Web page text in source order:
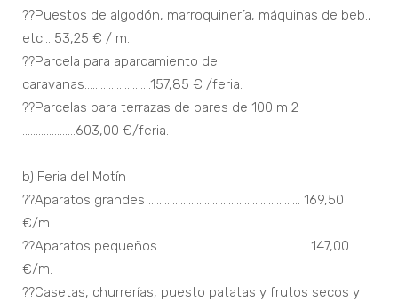
??Puestos de algodón, marroquinería, máquinas de beb.,
etc... 53,25 € / m.
??Parcela para aparcamiento de
caravanas.........................157,85 € /feria.
??Parcelas para terrazas de bares de 100 m 2
....................603,00 €/feria.
b) Feria del Motín
??Aparatos grandes ......................................................... 169,50
€/m.
??Aparatos pequeños ....................................................... 147,00
€/m.
??Casetas, churrerías, puesto patatas y frutos secos y